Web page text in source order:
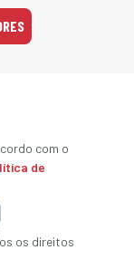
com o
de
os direitos